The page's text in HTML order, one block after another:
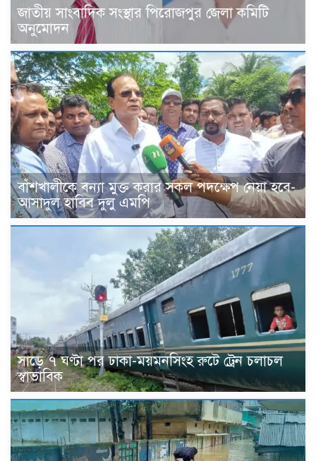
জাতীয় সাংবাদিক সংস্থার পিরোজপুর জেলা কমিটি
অনুমোদন
বাঁশখালীকে বন্যা মুক্ত করার সকল পদক্ষেপ নেয়া হবে-
আসাদুল হাবিব দুলু এমপি
সাড়ে ৭ ঘণ্টা পর ঢাকা-ময়মনসিংহ রুটে ট্রেন চলাচল
স্বাভাবিক